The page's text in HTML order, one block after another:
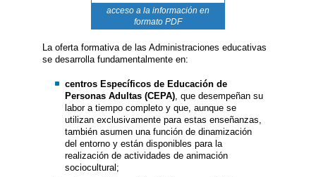
acceso a la información en
formato PDF
La oferta formativa de las Administraciones educativas
se desarrolla fundamentalmente en:
centros Específicos de Educación de
Personas Adultas (CEPA), que desempeñan su
labor a tiempo completo y que, aunque se
utilizan exclusivamente para estas enseñanzas,
también asumen una función de dinamización
del entorno y están disponibles para la
realización de actividades de animación
sociocultural;